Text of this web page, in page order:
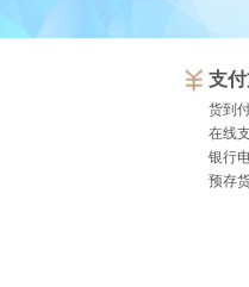
支
货到
在线
银行
预存